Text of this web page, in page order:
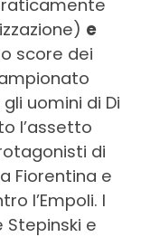
e
score dei
uomini di Di
l’assetto
di
Fiorentina e
l’Empoli. I
e